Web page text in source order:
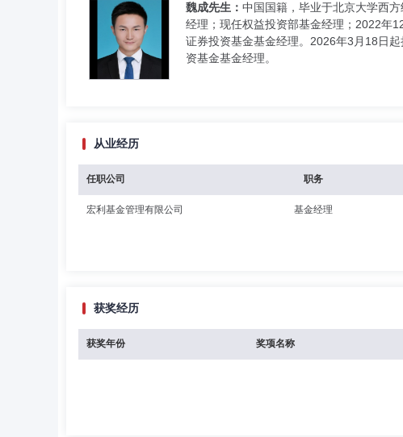
魏成先生： 中国国籍，毕业于北京大学西
经理；现任权益投资部基金经理；2022年
证券投资基金基金经理。2026年3月18日
资基金基金经理。
从业经历
任职公司 职务
宏利基金管理有限公司 基金经理
获奖经历
获奖年份 奖项名称